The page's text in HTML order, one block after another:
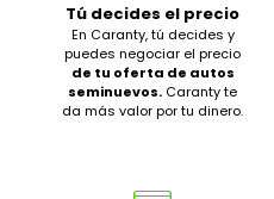
Tú decides el precio
En Caranty, tú decides y
puedes negociar el precio
de tu oferta de autos
seminuevos. Caranty te
da más valor por tu dinero.